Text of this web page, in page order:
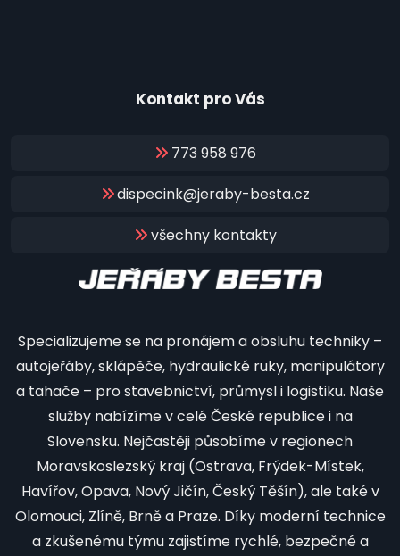
Specializujeme se na pronájem a obsluhu techniky –
autojeřáby, sklápěče, hydraulické ruky, manipulátory
a tahače – pro stavebnictví, průmysl i logistiku. Naše
služby nabízíme v celé České republice i na
Slovensku. Nejčastěji působíme v regionech
Moravskoslezský kraj (Ostrava, Frýdek-Místek,
Havířov, Opava, Nový Jičín, Český Těšín), ale také v
Olomouci, Zlíně, Brně a Praze. Díky moderní technice
a zkušenému týmu zajistíme rychlé, bezpečné a
Kontakt pro Vás
773 958 976
dispecink@jeraby-besta.cz
všechny kontakty